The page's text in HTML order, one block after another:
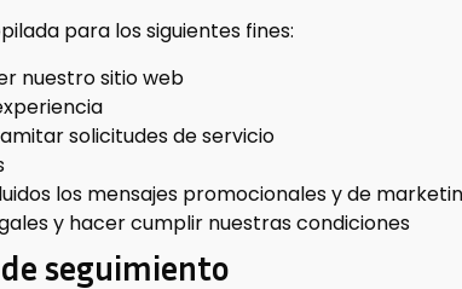
para los siguientes fines:
nuestro sitio web
solicitudes de servicio
los mensajes promocionales y de
y hacer cumplir nuestras condiciones
seguimiento